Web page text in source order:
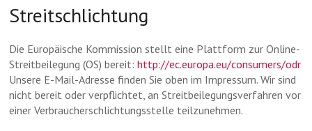
Streitschlichtung
Die Europäische Kommission stellt eine Plattform zur Online-
Streitbeilegung (OS) bereit:http://ec.europa.eu/consumers/odr
Unsere E-Mail-Adresse finden Sie oben im Impressum. Wir sind
nicht bereit oder verpflichtet, an Streitbeilegungsverfahren vor
einer Verbraucherschlichtungsstelle teilzunehmen.